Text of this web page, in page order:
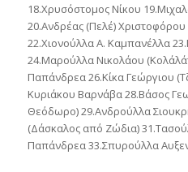
18.Χρυσόστομος Νίκου
20.Ανδρέας (Πελέ) Χριστοφόρου
22.Χιονούλλα Α. Καμπανέλλα
24.Μαρούλλα Νικολάου
Παπάνδρεα 26.Κίκα Γεώργιου
Κυριάκου Βαρνάβα 28.Βάσος
Θεόδωρο) 29.Ανδρούλλα
(Δάσκαλος από Ζώδια)
Παπάνδρεα 33.Σπυρούλλα